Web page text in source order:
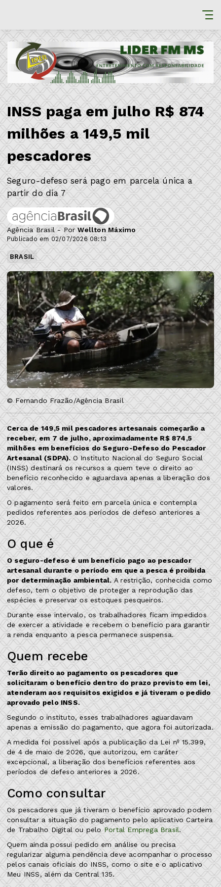
INSS paga em julho R$ 874
milhões a 149,5 mil
pescadores
Seguro-defeso será pago em parcela única a
partir do dia 7
Agência Brasil - PorWellton Máximo
Publicado em 02/07/2026 08:13
BRASIL
© Fernando Frazão/Agência Brasil
Cerca de 149,5 mil pescadores artesanais começarão a
receber, em 7 de julho, aproximadamente R$ 874,5
milhões em benefícios do Seguro-Defeso do Pescador
Artesanal (SDPA).O Instituto Nacional do Seguro Social
(INSS) destinará os recursos a quem teve o direito ao
benefício reconhecido e aguardava apenas a liberação dos
valores.
O pagamento será feito em parcela única e contempla
pedidos referentes aos períodos de defeso anteriores a
2026.
O que é
O seguro-defeso é um benefício pago ao pescador
artesanal durante o período em que a pesca é proibida
por determinação ambiental. A restrição, conhecida como
defeso, tem o objetivo de proteger a reprodução das
espécies e preservar os estoques pesqueiros.
Durante esse intervalo, os trabalhadores ficam impedidos
de exercer a atividade e recebem o benefício para garantir
a renda enquanto a pesca permanece suspensa.
Quem recebe
Terão direito ao pagamento os pescadores que
solicitaram o benefício dentro do prazo previsto em lei,
atenderam aos requisitos exigidos e já tiveram o pedido
aprovado pelo INSS.
Segundo o instituto, esses trabalhadores aguardavam
apenas a emissão do pagamento, que agora foi autorizada.
A medida foi possível após a publicação da Lei nº 15.399,
de 4 de maio de 2026, que autorizou, em caráter
excepcional, a liberação dos benefícios referentes aos
períodos de defeso anteriores a 2026.
Como consultar
Os pescadores que já tiveram o benefício aprovado podem
consultar a situação do pagamento pelo aplicativo Carteira
de Trabalho Digital ou pelo Portal Emprega Brasil.
Quem ainda possui pedido em análise ou precisa
regularizar alguma pendência deve acompanhar o processo
pelos canais oficiais do INSS, como o site e o aplicativo
Meu INSS, além da Central 135.